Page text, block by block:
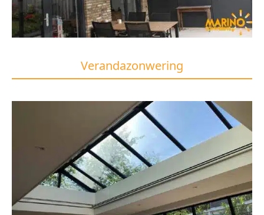
Verandazonwering